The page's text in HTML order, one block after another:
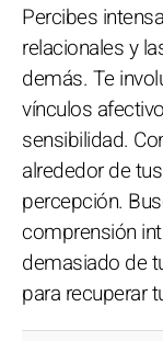
Percibes
relacionales y
demás. Te
vínculos
sensibilidad.
alrededor de
percepción.
comprensión
demasiado de
para recuperar